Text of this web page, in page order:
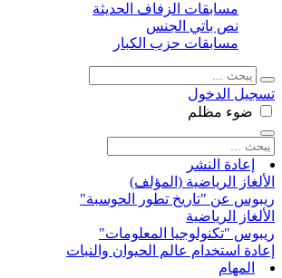
مسابقات الزفاف الحديثة
نص باتي الجنس
مسابقات حزب الكبار
تسجيل الدخول
ضوء مظلم
إعادة النشر
الألغاز الرياضية (المؤلف)
ريبوس عن "تاريخ تطور الحوسبة"
الألغاز الرياضية
ريبوس "تكنولوجيا المعلومات"
إعادة استخدام عالم الحيوان والنبات
المهام